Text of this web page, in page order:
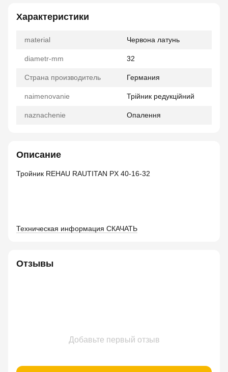
Характеристики
material Червона латунь
diametr-mm 32
Страна производитель Германия
naimenovanie Трійник редукційний
naznachenie Опалення
Описание
Тройник REHAU RAUTITAN PX 40-16-32
Техническая информация СКАЧАТЬ
Отзывы
Добавьте первый отзыв